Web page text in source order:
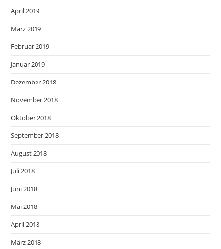
April 2019
März 2019
Februar 2019
Januar 2019
Dezember 2018
November 2018
Oktober 2018
September 2018
August 2018
Juli 2018
Juni 2018
Mai 2018
April 2018
März 2018